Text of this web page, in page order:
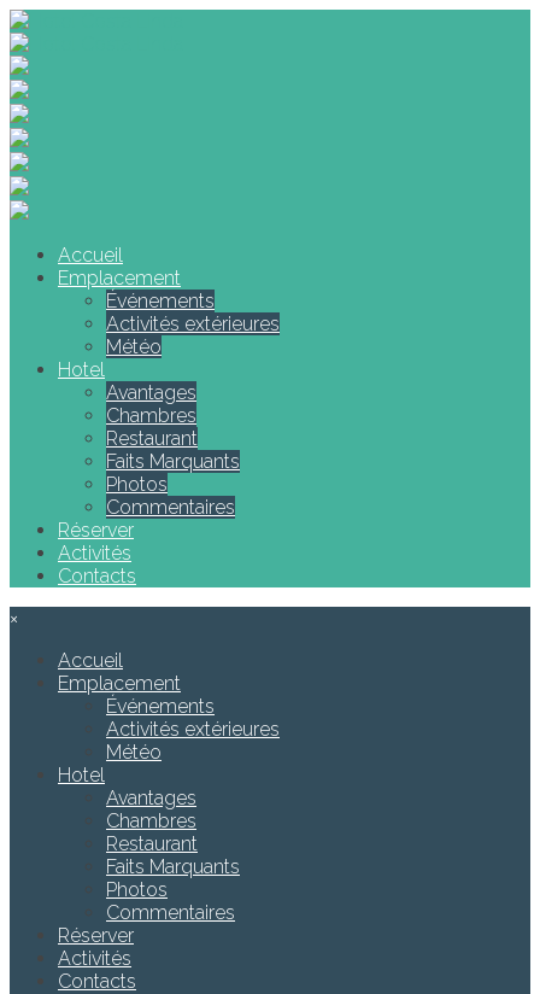
Accueil
Emplacement
Événements
Activités extérieures
Météo
Hotel
Avantages
Chambres
Restaurant
Faits Marquants
Photos
Commentaires
Réserver
Activités
Contacts
×
Accueil
Emplacement
Événements
Activités extérieures
Météo
Hotel
Avantages
Chambres
Restaurant
Faits Marquants
Photos
Commentaires
Réserver
Activités
Contacts